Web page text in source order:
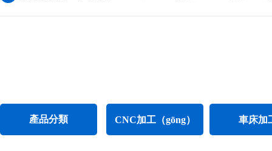
產品分類 CNC加工（gōng） 車床加